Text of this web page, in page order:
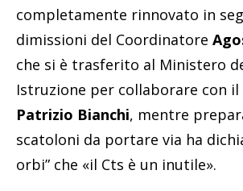
completamente rinnovato in
dimissioni del Coordinatore
che si è trasferito al Ministero
Istruzione per collaborare con
Patrizio Bianchi, mentre
scatoloni da portare via ha
orbi” che «il Cts è un inutile».